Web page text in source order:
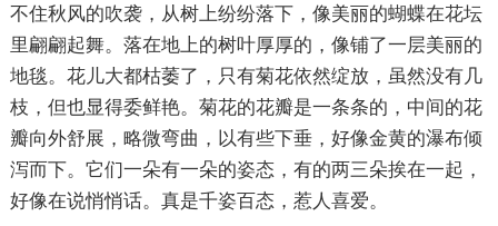
不住秋风的吹袭，从树上纷纷落下，像美丽的蝴蝶在花坛
里翩翩起舞。落在地上的树叶厚厚的，像铺了一层美丽的
地毯。花儿大都枯萎了，只有菊花依然绽放，虽然没有几
枝，但也显得委鲜艳。菊花的花瓣是一条条的，中间的花
瓣向外舒展，略微弯曲，以有些下垂，好像金黄的瀑布倾
泻而下。它们一朵有一朵的姿态，有的两三朵挨在一起，
好像在说悄悄话。真是千姿百态，惹人喜爱。